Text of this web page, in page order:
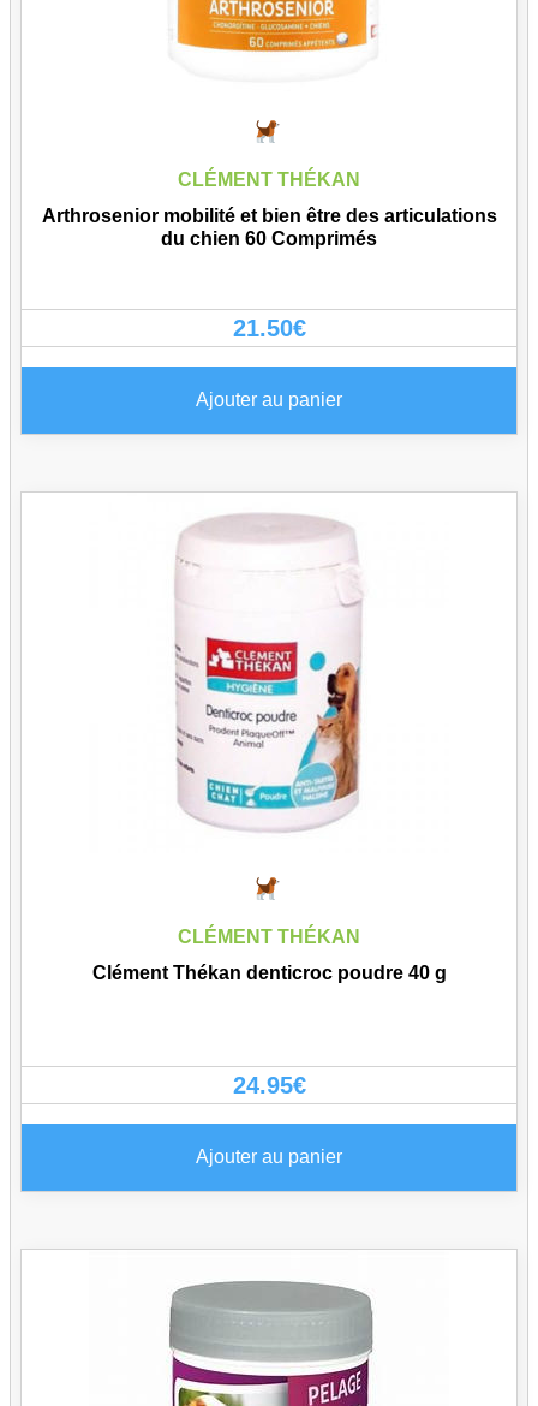
CLÉMENT THÉKAN
Arthrosenior mobilité et bien être des articulations
du chien 60 Comprimés
21.50€
Ajouter au panier
CLÉMENT THÉKAN
Clément Thékan denticroc poudre 40 g
24.95€
Ajouter au panier